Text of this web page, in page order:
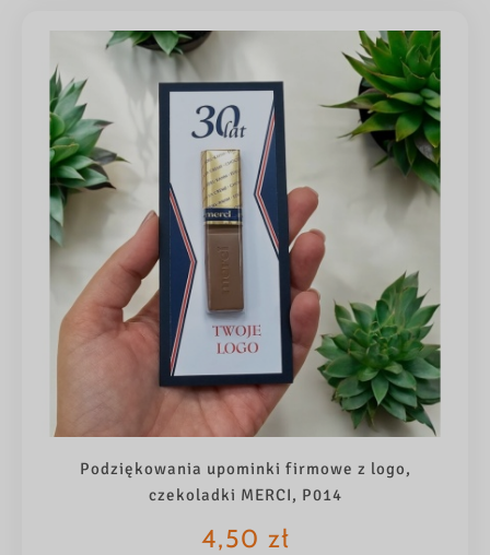
Podziękowania upominki firmowe z logo,
czekoladki MERCI, P014
4,50 zł